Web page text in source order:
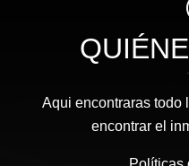
Aqui encontraras todo
encontrar el